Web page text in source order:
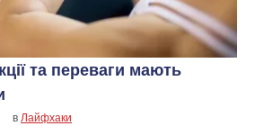
та переваги мають
в Лайфхаки